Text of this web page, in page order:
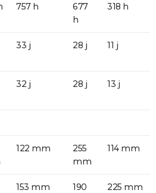
757 h
677
h
318 h
33 j 28 j 11 j
32 j 28 j 13 j
122 mm
255
mm
114 mm
153 mm
190
225 mm